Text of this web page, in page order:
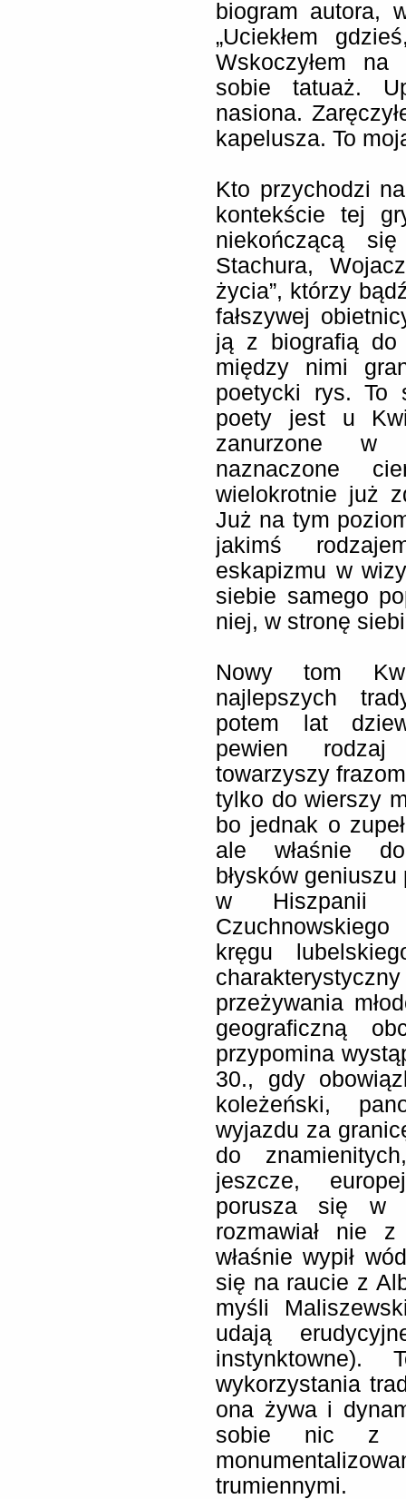
biogram autora,
„Uciekłem
Wskoczyłem na
sobie tatuaż.
nasiona.
kapelusza. To
Kto przychodzi
kontekście tej
niekończącą
Stachura,
życia”, którzy
fałszywej
ją z biografią do
między nimi
poetycki rys. To
poety jest u
zanurzone w
naznaczone
wielokrotnie już
Już na tym
jakimś
eskapizmu w
siebie samego
niej, w stronę
Nowy tom
najlepszych
potem lat
pewien rodzaj
towarzyszy
tylko do wierszy
bo jednak o
ale właśnie do
błysków
w Hiszpanii
kręgu
przeżywania
geograficzną
przypomina
30., gdy
koleżeński,
wyjazdu za
do
jeszcze,
porusza się w
rozmawiał nie
właśnie wypił
się na raucie z
myśli
udają
instynktowne).
wykorzystania
ona żywa i
sobie nic z
trumiennymi.